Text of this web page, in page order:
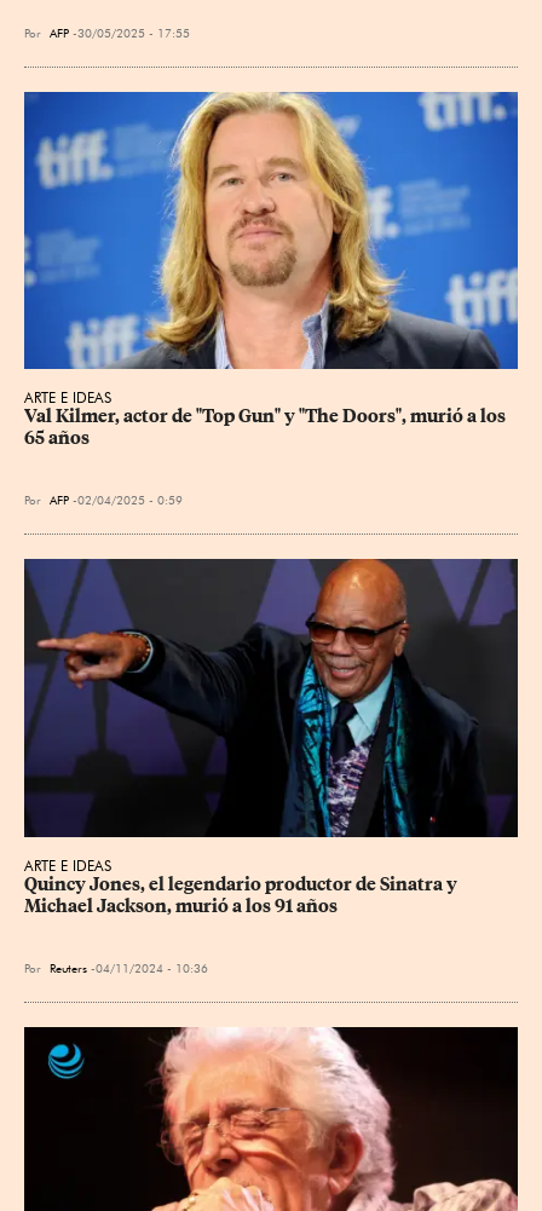
Por AFP 30/05/2025 - 17:55
ARTE E IDEAS
Val Kilmer, actor de "Top Gun" y "The Doors", murió a los
65 años
Por AFP 02/04/2025 - 0:59
ARTE E IDEAS
Quincy Jones, el legendario productor de Sinatra y
Michael Jackson, murió a los 91 años
Por Reuters 04/11/2024 - 10:36